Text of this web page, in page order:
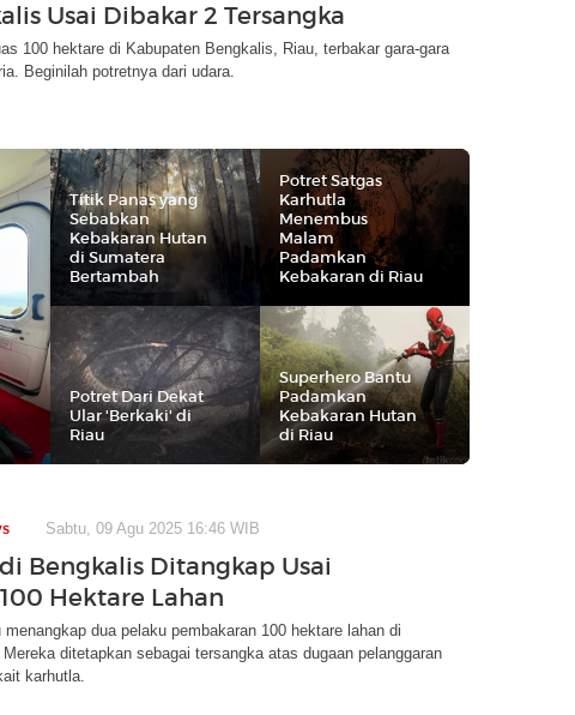
Usai Dibakar 2 Tersangka
100 hektare di Kabupaten Bengkalis, Riau, terbakar gara-gara
Beginilah potretnya dari udara.
Titik Panas yang
Sebabkan
Kebakaran Hutan
di Sumatera
Bertambah
Potret Satgas
Karhutla
Menembus
Malam
Padamkan
Kebakaran di Riau
Potret Dari Dekat
Ular 'Berkaki' di
Riau
Superhero Bantu
Padamkan
Kebakaran Hutan
di Riau
Sabtu, 09 Agu 2025 16:46 WIB
Bengkalis Ditangkap Usai
Hektare Lahan
menangkap dua pelaku pembakaran 100 hektare lahan di
ditetapkan sebagai tersangka atas dugaan pelanggaran
karhutla.